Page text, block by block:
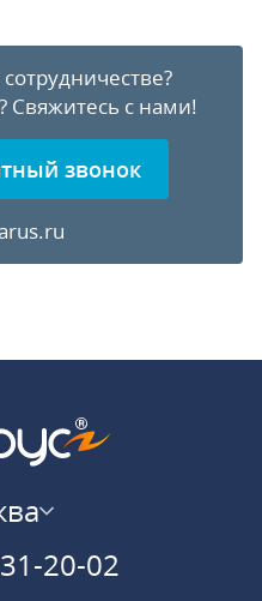
Свяжитесь с нами!
звонок
20-02